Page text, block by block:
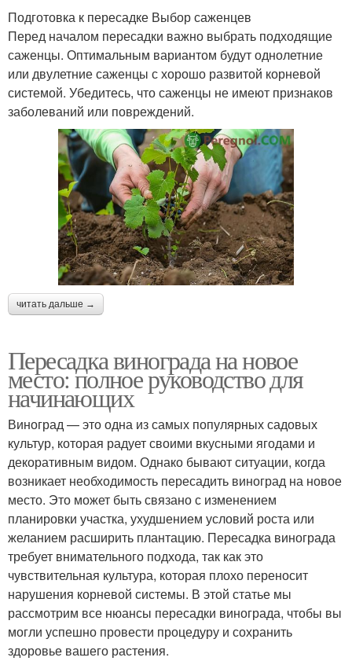
Подготовка к пересадке Выбор саженцев
Перед началом пересадки важно выбрать подходящие
саженцы. Оптимальным вариантом будут однолетние
или двулетние саженцы с хорошо развитой корневой
системой. Убедитесь, что саженцы не имеют признаков
заболеваний или повреждений.
читать дальше →
Пересадка винограда на новое
место: полное руководство для
начинающих
Виноград — это одна из самых популярных садовых
культур, которая радует своими вкусными ягодами и
декоративным видом. Однако бывают ситуации, когда
возникает необходимость пересадить виноград на новое
место. Это может быть связано с изменением
планировки участка, ухудшением условий роста или
желанием расширить плантацию. Пересадка винограда
требует внимательного подхода, так как это
чувствительная культура, которая плохо переносит
нарушения корневой системы. В этой статье мы
рассмотрим все нюансы пересадки винограда, чтобы вы
могли успешно провести процедуру и сохранить
здоровье вашего растения.